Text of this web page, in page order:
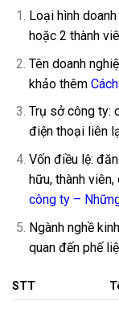
Loại hình
hoặc 2 thành
Tên doanh
khảo thêm
Trụ sở công ty:
điện thoại liên
Vốn điều lệ:
hữu, thành
công ty –
Ngành nghề
quan đến phế
STT